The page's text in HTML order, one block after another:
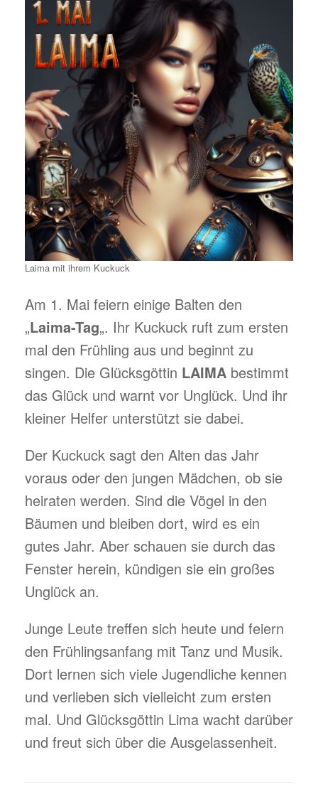
Laima mit ihrem Kuckuck
Am 1. Mai feiern einige Balten den
„Laima-Tag„. Ihr Kuckuck ruft zum ersten
mal den Frühling aus und beginnt zu
singen. Die Glücksgöttin LAIMA bestimmt
das Glück und warnt vor Unglück. Und ihr
kleiner Helfer unterstützt sie dabei.
Der Kuckuck sagt den Alten das Jahr
voraus oder den jungen Mädchen, ob sie
heiraten werden. Sind die Vögel in den
Bäumen und bleiben dort, wird es ein
gutes Jahr. Aber schauen sie durch das
Fenster herein, kündigen sie ein großes
Unglück an.
Junge Leute treffen sich heute und feiern
den Frühlingsanfang mit Tanz und Musik.
Dort lernen sich viele Jugendliche kennen
und verlieben sich vielleicht zum ersten
mal. Und Glücksgöttin Lima wacht darüber
und freut sich über die Ausgelassenheit.